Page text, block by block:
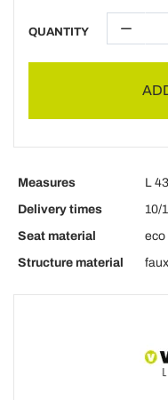
QUANTITY
Measures
L
Delivery times
10/
Seat material
eco
Structure material